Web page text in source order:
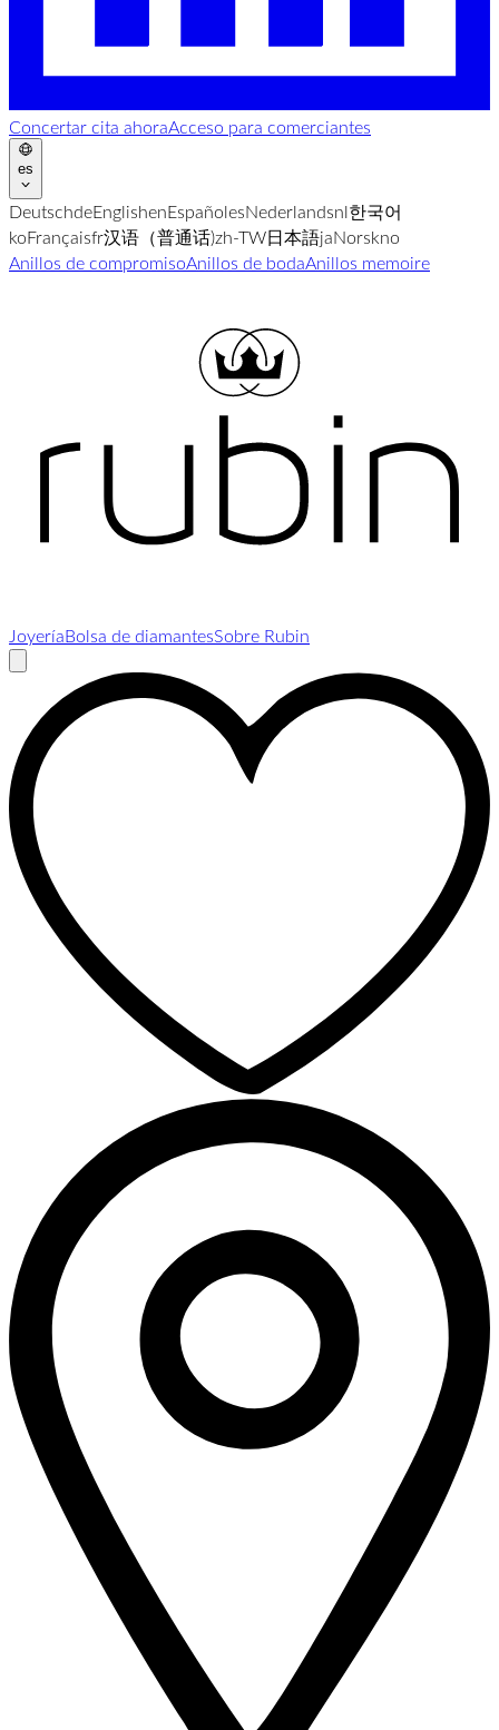
Concertar cita ahoraAcceso para comerciantes
es
DeutschdeEnglishenEspañolesNederlandsnl한국어
koFrançaisfr汉语（普通话)zh-TW日本語jaNorskno
Anillos de compromisoAnillos de bodaAnillos memoire
JoyeríaBolsa de diamantesSobre Rubin